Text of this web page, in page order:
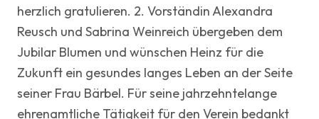
herzlich gratulieren. 2. Vorständin Alexandra
Reusch und Sabrina Weinreich übergeben dem
Jubilar Blumen und wünschen Heinz für die
Zukunft ein gesundes langes Leben an der Seite
seiner Frau Bärbel. Für seine jahrzehntelange
ehrenamtliche Tätigkeit für den Verein bedankt